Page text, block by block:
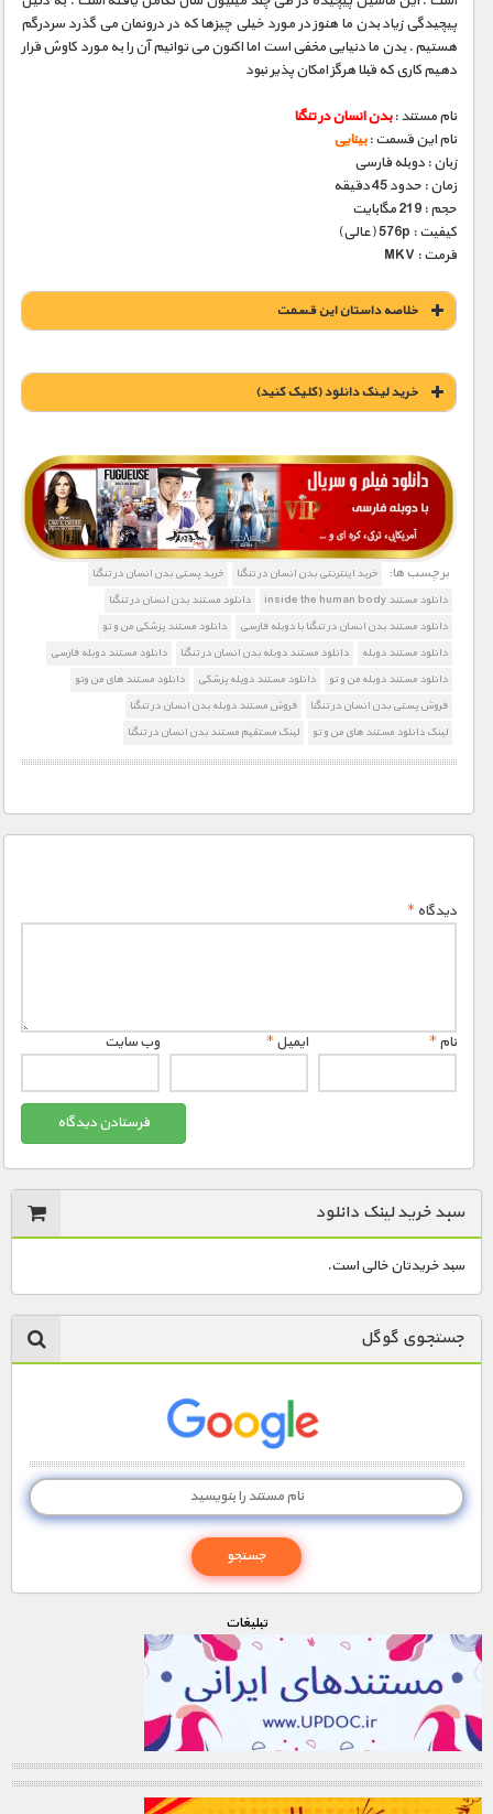
پیچیدگی زیاد بدن ما هنوز در مورد خیلی چیزها که در درونمان می گذرد سردرگم
هستیم . بدن ما دنیایی مخفی است اما اکنون می توانیم آن را به مورد کاوش قرار
دهیم کاری که قبلا هرگز امکان پذیر نبود
نام مستند :بدن انسان در تنگنا
نام این قسمت :بینایی
زبان : دوبله فارسی
زمان : حدود 45 دقیقه
حجم : 219 مگابایت
کیفیت : 576p (عالی)
فرمت : MKV
خلاصه داستان این قسمت
خريد لينک دانلود (کليک کنيد)
1900 تومان – خريد لينک دانلود (افزودن به سبد خريد)
برچسب ها: خرید اینترنتی بدن انسان در تنگنا
خرید پستی بدن انسان در تنگنا
دانلود مستند inside the human body
دانلود مستند بدن انسان در تنگنا
دانلود مستند بدن انسان در تنگنا با دوبله فارسی
دانلود مستند پزشکی من و تو
دانلود مستند دوبله
دانلود مستند دوبله بدن انسان در تنگنا
دانلود مستند دوبله فارسی
دانلود مستند دوبله من و تو
دانلود مستند دویله پزشکی
دانلود مستند های من وتو
فروش پستی بدن انسان در تنگنا
فروش مستند دوبله بدن انسان در تنگنا
لینک دانلود مستند های من و تو
لینک مستقیم مستند بدن انسان در تنگنا
دیدگاه*
نام* ایمیل* وب‌ سایت
سبد خرید لینک دانلود
سبد خریدتان خالی است.
جستجوی گوگل
تبليغات